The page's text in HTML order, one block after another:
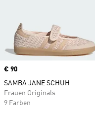
Price
€ 90
SAMBA JANE SCHUH
Frauen Originals
9 Farben